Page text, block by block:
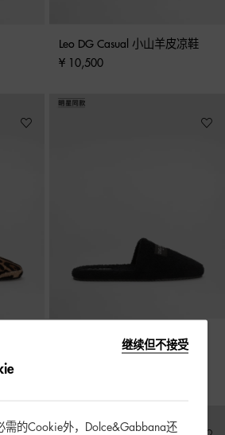
Leo DG Casual 小山羊皮凉鞋
¥ 10,500
毛巾
明星同款 DG 酒店毛巾布拖鞋
继续但不接受
需的Cookie外，Dolce&Gabbana还